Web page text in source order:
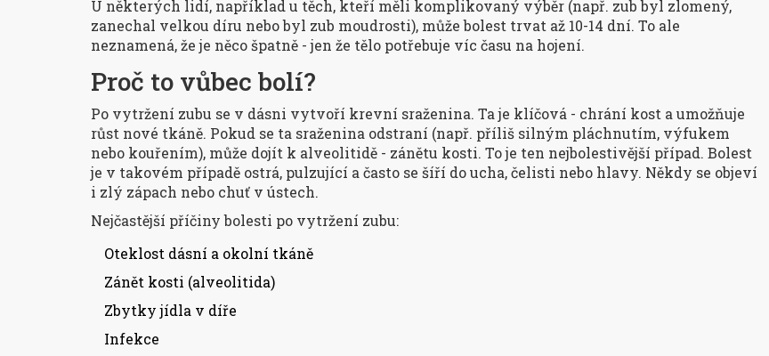
U některých lidí, například u těch, kteří měli komplikovaný výběr (např. zub byl zlomený,
zanechal velkou díru nebo byl zub moudrosti), může bolest trvat až 10-14 dní. To ale
neznamená, že je něco špatně - jen že tělo potřebuje víc času na hojení.
Proč to vůbec bolí?
Po vytržení zubu se v dásni vytvoří krevní sraženina. Ta je klíčová - chrání kost a umožňuje
růst nové tkáně. Pokud se ta sraženina odstraní (např. příliš silným pláchnutím, výfukem
nebo kouřením), může dojít k alveolitidě - zánětu kosti. To je ten nejbolestivější případ. Bolest
je v takovém případě ostrá, pulzující a často se šíří do ucha, čelisti nebo hlavy. Někdy se objeví
i zlý zápach nebo chuť v ústech.
Nejčastější příčiny bolesti po vytržení zubu:
Oteklost dásní a okolní tkáně
Zánět kosti (alveolitida)
Zbytky jídla v díře
Infekce